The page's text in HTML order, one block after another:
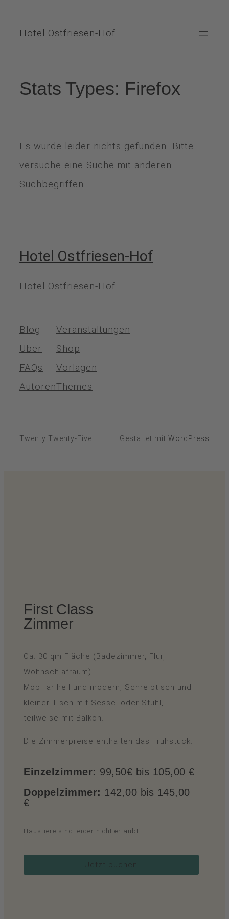
Hotel Ostfriesen-Hof
Stats Types: Firefox
Es wurde leider nichts gefunden. Bitte
versuche eine Suche mit anderen
Suchbegriffen.
Hotel Ostfriesen-Hof
Hotel Ostfriesen-Hof
Blog
Über
FAQs
Autoren
Veranstaltungen
Shop
Vorlagen
Themes
Twenty Twenty-Five Gestaltet mit WordPress
First Class
Zimmer
Ca. 30 qm Fläche (Badezimmer, Flur,
Wohnschlafraum)
Mobiliar hell und modern, Schreibtisch und
kleiner Tisch mit Sessel oder Stuhl,
teilweise mit Balkon.
Die Zimmerpreise enthalten das Frühstück.
Einzelzimmer: 99,50€ bis 105,00 €
Doppelzimmer: 142,00 bis 145,00
€
Haustiere sind leider nicht erlaubt.
Jetzt buchen